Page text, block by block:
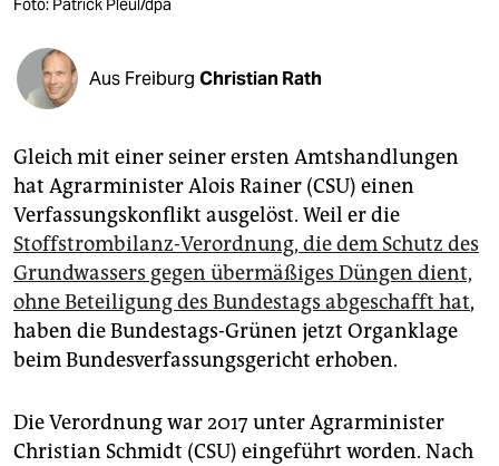
genossenschaft
Foto: Patrick Pleul/dpa
Aus Freiburg Christian Rath
Gleich mit einer seiner ersten Amtshandlungen
hat Agrarminister Alois Rainer (CSU) einen
Verfassungskonflikt ausgelöst. Weil er die
Stoffstrombilanz-Verordnung, die dem Schutz des
Grundwassers gegen übermäßiges Düngen dient,
ohne Beteiligung des Bundestags abgeschafft hat,
haben die Bundestags-Grünen jetzt Organklage
beim Bundesverfassungsgericht erhoben.
Die Verordnung war 2017 unter Agrarminister
Christian Schmidt (CSU) eingeführt worden. Nach